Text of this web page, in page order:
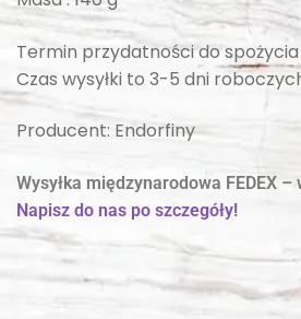
Termin przydatności do
Czas wysyłki to 3-5 dni
Producent: Endorfiny
Wysyłka międzynarodowa FEDEX
Napisz do nas po szczegóły!